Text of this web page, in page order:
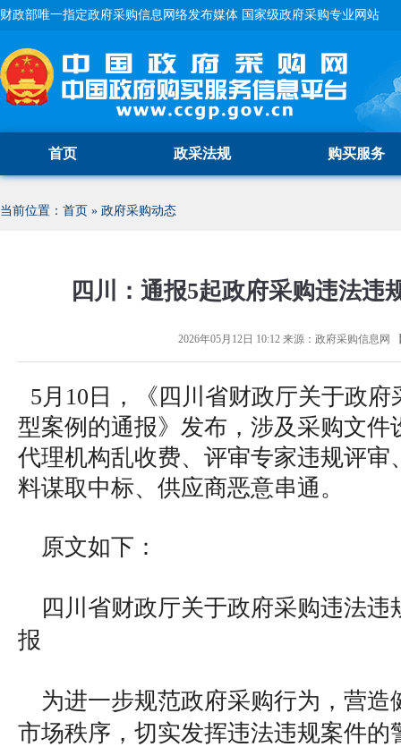
财政部唯一指定政府采购信息网络发布媒体 国家级政府采购专业网站
首页 政采法规 购买服务
当前位置： 首页 » 政府采购动态
四川：通报5起政府采购违法违
2026年05月12日 10:12来源： 政府采购信息网
5月10日，《四川省财政厅关于政
型案例的通报》发布，涉及采购文件
代理机构乱收费、评审专家违规评审
料谋取中标、供应商恶意串通。
原文如下：
四川省财政厅关于政府采购违法
报
为进一步规范政府采购行为，营造
市场秩序，切实发挥违法违规案件的